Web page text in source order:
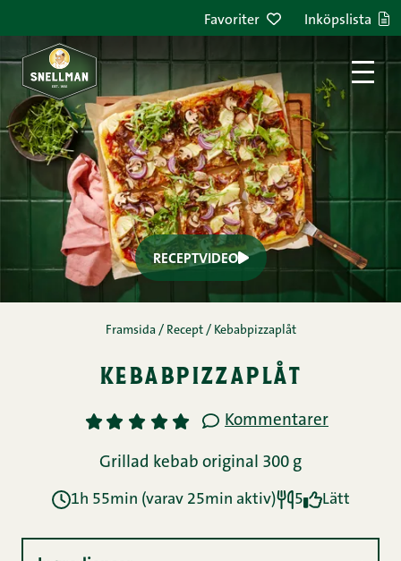
Favoriter Inköpslista
Flarn, kebab och strimlor,Kebab,Äggfri
Pizza
kebabpizzaplåt
videoinstruktioner